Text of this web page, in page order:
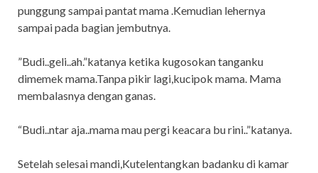
punggung sampai pantat mama .Kemudian lehernya
sampai pada bagian jembutnya.
”Budi..geli..ah.”katanya ketika kugosokan tanganku
dimemek mama.Tanpa pikir lagi,kucipok mama. Mama
membalasnya dengan ganas.
“Budi..ntar aja..mama mau pergi keacara bu rini..”katanya.
Setelah selesai mandi,Kutelentangkan badanku di kamar